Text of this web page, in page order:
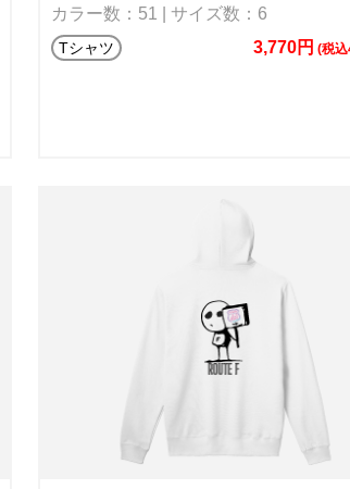
カラー数：51 | サイズ数：6
Tシャツ 3,770円 (税